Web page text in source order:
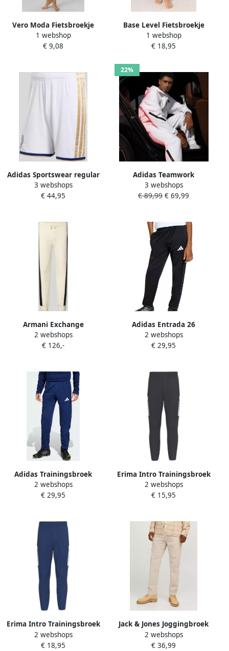
Vero Moda Fietsbroekje
VMJACKIE SHORTS
SEAMLESS GA NOOS
1 webshop
€ 9,08
Base Level Fietsbroekje
Keilani In zachte en
elastische viscosekwaliteit
1 webshop
€ 18,95
Adidas Sportswear regular
fit tricot-short met
contraststrepen model
3 webshops
€ 44,95
22%
Adidas Teamwork
Geïnspireerde Witte
Sportieve Broek White
3 webshops
€ 89,99 € 69,99
Armani Exchange
sweatpants met sierrand
2 webshops
€ 126,-
Adidas Entrada 26
Trainingsbroek Junior
2 webshops
€ 29,95
Adidas Trainingsbroek
SPODNIE
ENT26YJZ6549GRANAT
2 webshops
€ 29,95
Erima Intro Trainingsbroek
Junior
2 webshops
€ 15,95
Erima Intro Trainingsbroek
Senior
2 webshops
€ 18,95
Jack & Jones Joggingbroek
JPSTKANE CORDUROY
JOGGER SN
2 webshops
€ 36,99